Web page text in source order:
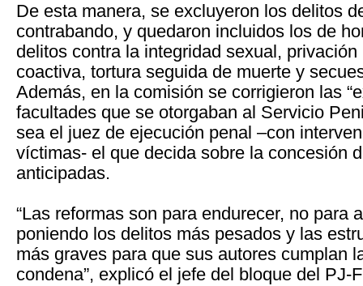
De esta manera, se excluyeron los delitos
contrabando, y quedaron incluidos los de
delitos contra la integridad sexual,
coactiva, tortura seguida de muerte y
Además, en la comisión se corrigieron las
facultades que se otorgaban al Servicio
sea el juez de ejecución penal –con
víctimas- el que decida sobre la concesión
anticipadas.
“Las reformas son para endurecer, no para
poniendo los delitos más pesados y las
más graves para que sus autores cumplan
condena”, explicó el jefe del bloque del PJ-